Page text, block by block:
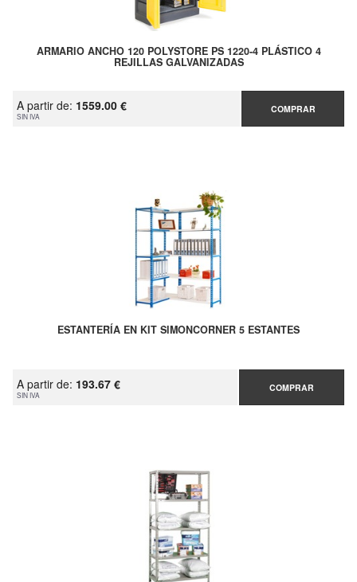
ARMARIO ANCHO 120 POLYSTORE PS 1220-4 PLÁSTICO 4
REJILLAS GALVANIZADAS
A partir de: 1559.00 €
SIN IVA
COMPRAR
ESTANTERÍA EN KIT SIMONCORNER 5 ESTANTES
A partir de: 193.67 €
SIN IVA
COMPRAR